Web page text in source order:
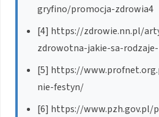
gryfino/promocja-zdrowia4
[4] https://zdrowie.nn.pl/
zdrowotna-jakie-sa-
[5] https://
nie-festyn/
[6] https://www.pzh.gov.pl/